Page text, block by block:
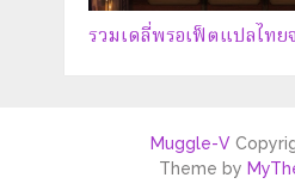
รวมเดลี่พรอเฟ็ตแปลไท
Muggle-V
Theme by